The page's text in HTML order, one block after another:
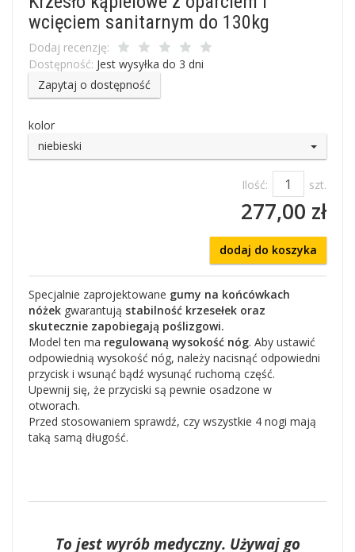
wcięciem sanitarnym do 130kg
Dodaj recenzję:
Dostępność: Jest wysyłka do 3 dni
Zapytaj o dostępność
kolor
niebieski
Ilość: szt.
277,00 zł
dodaj do koszyka
Specjalnie zaprojektowane gumy na końcówkach
nóżek gwarantują stabilność krzesełek oraz
skutecznie zapobiegają poślizgowi.
Model ten ma regulowaną wysokość nóg. Aby ustawić
odpowiednią wysokość nóg, należy nacisnąć odpowiedni
przycisk i wsunąć bądź wysunąć ruchomą część.
Upewnij się, że przyciski są pewnie osadzone w
otworach.
Przed stosowaniem sprawdź, czy wszystkie 4 nogi mają
taką samą długość.
To jest wyrób medyczny. Używaj go